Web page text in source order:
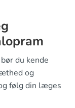
du kende
og
følg din læges